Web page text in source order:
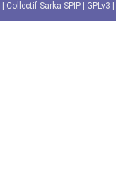
Collectif Sarka-SPIP GPLv3